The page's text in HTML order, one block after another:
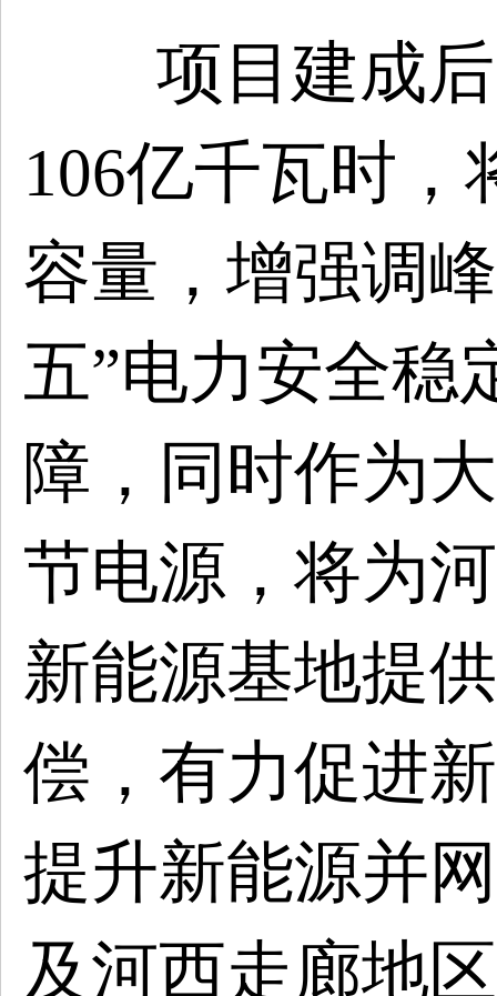
项目建成
106亿千瓦时
容量，增强调
五”电力安全稳
障，同时作为
节电源，将为
新能源基地提
偿，有力促进
提升新能源并
及河西走廊地